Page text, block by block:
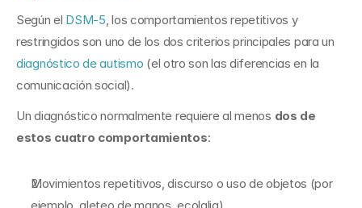
Según el DSM-5, los comportamientos repetitivos y
diagnóstico de autismo (el otro son las diferencias en la
comunicación social).
Un diagnóstico normalmente requiere al menos dos de
estos cuatro comportamientos:
Movimientos repetitivos, discurso o uso de objetos (por